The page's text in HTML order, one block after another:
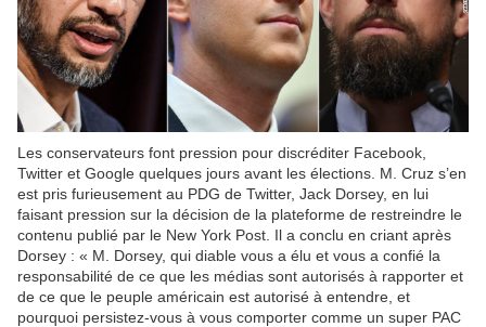
Les conservateurs font pression pour discréditer Facebook,
Twitter et Google quelques jours avant les élections. M. Cruz s’en
est pris furieusement au PDG de Twitter, Jack Dorsey, en lui
faisant pression sur la décision de la plateforme de restreindre le
contenu publié par le New York Post. Il a conclu en criant après
Dorsey : « M. Dorsey, qui diable vous a élu et vous a confié la
responsabilité de ce que les médias sont autorisés à rapporter et
de ce que le peuple américain est autorisé à entendre, et
pourquoi persistez-vous à vous comporter comme un super PAC